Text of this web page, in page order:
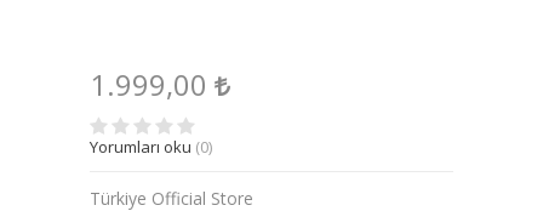
1.999,00
Yorumları oku (0)
Türkiye Official Store